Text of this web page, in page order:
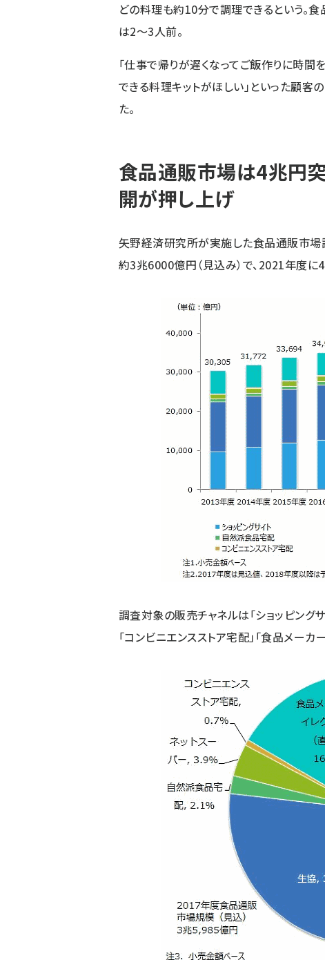
どの料理も約10分で調理できるという。
は2～3人前。
「仕事で帰りが遅くなってご飯作りに時間
できる料理キットがほしい」といった顧客
た。
食品通販市場は4兆円
開が押し上げ
矢野経済研究所が実施した食品通販市場
約3兆6000億円（見込み）で、2021年度に
調査対象の販売チャネルは「ショッピングサ
「コンビニエンスストア宅配」「食品メーカ